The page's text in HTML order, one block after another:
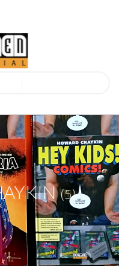
(5)